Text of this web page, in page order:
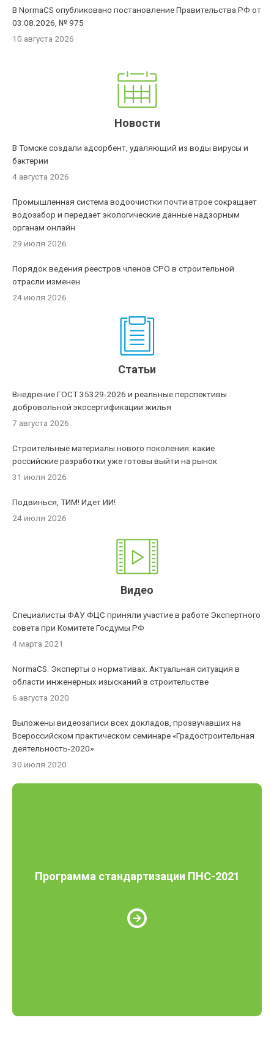
В NormaCS опубликовано постановление Правительства РФ от
03.08.2026, № 975
10 августа 2026
Новости
В Томске создали адсорбент, удаляющий из воды вирусы и
бактерии
4 августа 2026
Промышленная система водоочистки почти втрое сокращает
водозабор и передает экологические данные надзорным
органам онлайн
29 июля 2026
Порядок ведения реестров членов СРО в строительной
отрасли изменен
24 июля 2026
Статьи
Внедрение ГОСТ 35329-2026 и реальные перспективы
добровольной экосертификации жилья
7 августа 2026
Строительные материалы нового поколения: какие
российские разработки уже готовы выйти на рынок
31 июля 2026
Подвинься, ТИМ! Идет ИИ!
24 июля 2026
Видео
Специалисты ФАУ ФЦС приняли участие в работе Экспертного
совета при Комитете Госдумы РФ
4 марта 2021
NormaCS. Эксперты о нормативах. Актуальная ситуация в
области инженерных изысканий в строительстве
6 августа 2020
Выложены видеозаписи всех докладов, прозвучавших на
Всероссийском практическом семинаре «Градостроительная
деятельность-2020»
30 июля 2020
Программа стандартизации ПНС-2021